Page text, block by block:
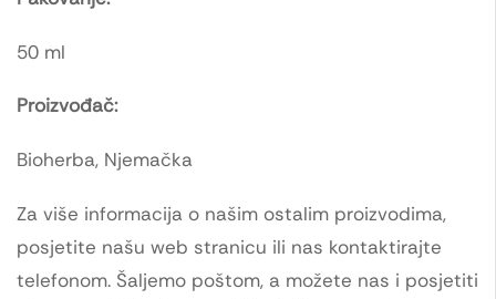
50 ml
Proizvođač:
Bioherba, Njemačka
Za više informacija o našim ostalim proizvodima,
posjetite našu web stranicu ili nas kontaktirajte
telefonom. Šaljemo poštom, a možete nas i posjetiti